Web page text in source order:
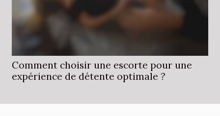
Comment choisir une escorte pour une
expérience de détente optimale ?